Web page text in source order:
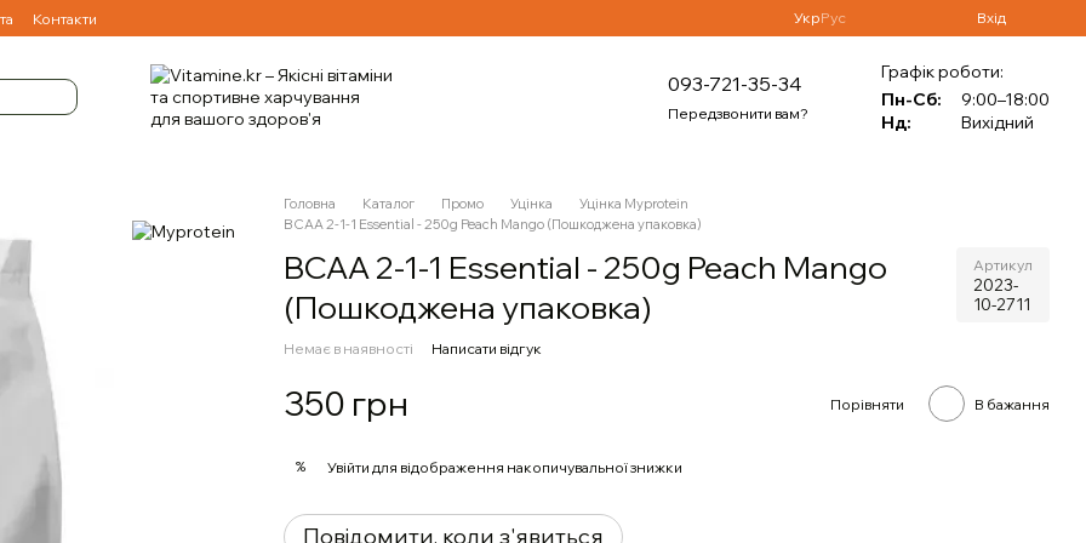
Контакти УкрРус Вхід
093-721-35-34
Передзвонити вам?
Графік роботи:
Пн-Сб:
9:00–18:00
Нд:
Вихідний
Головна Каталог Промо Уцінка
Уцінка Myprotein
BCAA 2-1-1 Essential - 250g Peach Mango (Пошкоджена упаковка)
BCAA 2-1-1 Essential - 250g Peach Mango
(Пошкоджена упаковка)
Артикул
2023-
10-2711
Немає в наявності Написати відгук
350 грн Порівняти В бажання
% Увійти для відображення накопичувальної знижки
Повідомити, коли з'явиться